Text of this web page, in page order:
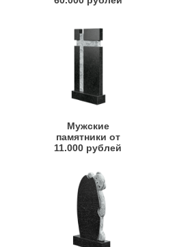
Мужские
памятники от
11.000 рублей